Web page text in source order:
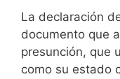
La declaración
documento que
presunción, que
como su estado